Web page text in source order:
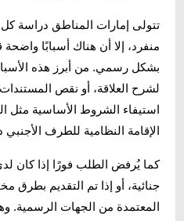
تتولى إمارات المناطق دراسة
منفرد، إلا أن هناك أسبابًا
بشكل رسمي. من أبرز هذه
لشرح العلاقة، أو نقص
استيفاء الشروط الأساسية مثل
الإقامة النظامية للطرف
كما يُرفض الطلب فورًا إذا كان
جنائية، أو إذا تم التقديم بطرق
المعتمدة من الجهات الرسمية.